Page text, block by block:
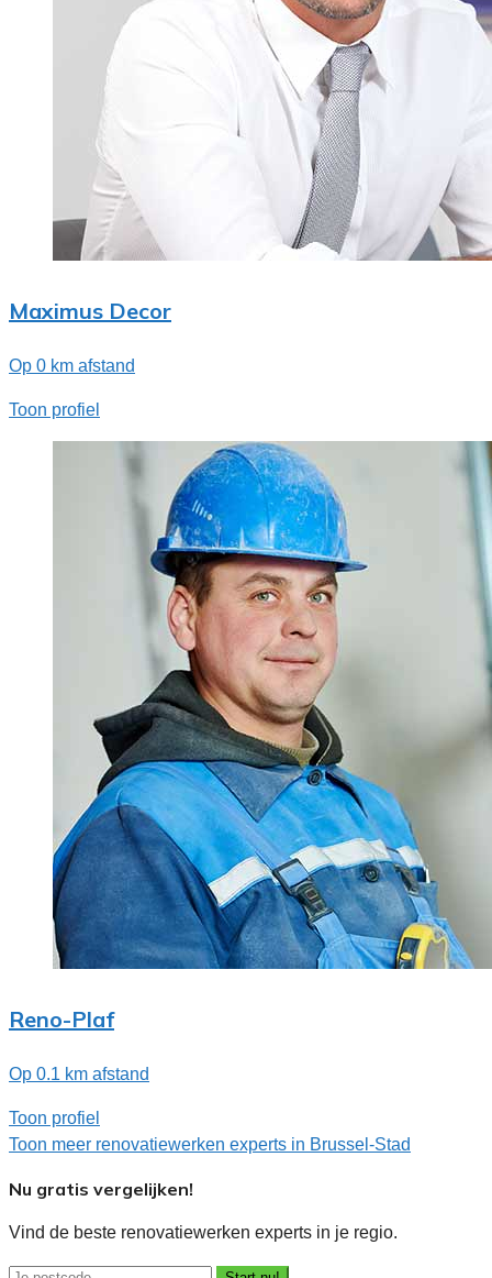
Maximus Decor
Op 0 km afstand
Toon profiel
Reno-Plaf
Op 0.1 km afstand
Toon profiel
Toon meer renovatiewerken experts in Brussel-Stad
Nu gratis vergelijken!
Vind de beste renovatiewerken experts in je regio.